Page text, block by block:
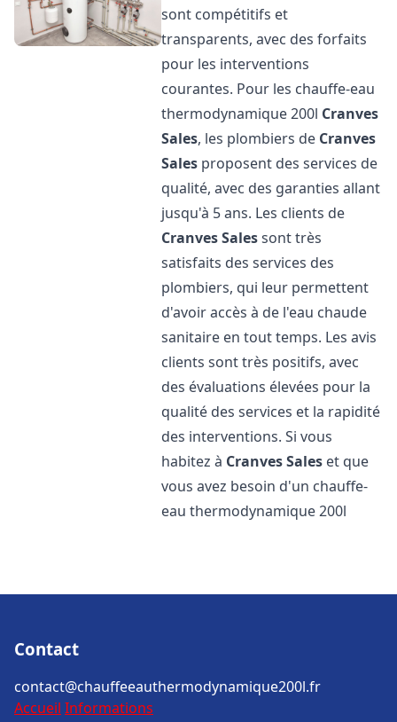
sont compétitifs et
transparents, avec des forfaits
pour les interventions
courantes. Pour les chauffe-eau
thermodynamique 200l Cranves
Sales, les plombiers de Cranves
Sales proposent des services de
qualité, avec des garanties allant
jusqu'à 5 ans. Les clients de
Cranves Salessont très
satisfaits des services des
plombiers, qui leur permettent
d'avoir accès à de l'eau chaude
sanitaire en tout temps. Les avis
clients sont très positifs, avec
des évaluations élevées pour la
qualité des services et la rapidité
des interventions. Si vous
habitez à Cranves Sales et que
vous avez besoin d'un chauffe-
eau thermodynamique 200l
Contact
contact@chauffeeauthermodynamique200l.fr
Accueil Informations